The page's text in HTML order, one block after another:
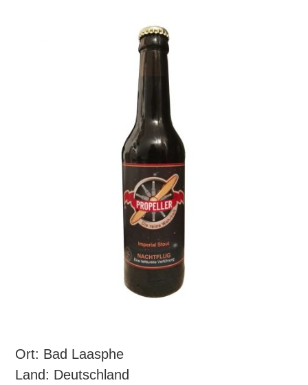
Ort: Bad Laasphe
Land: Deutschland